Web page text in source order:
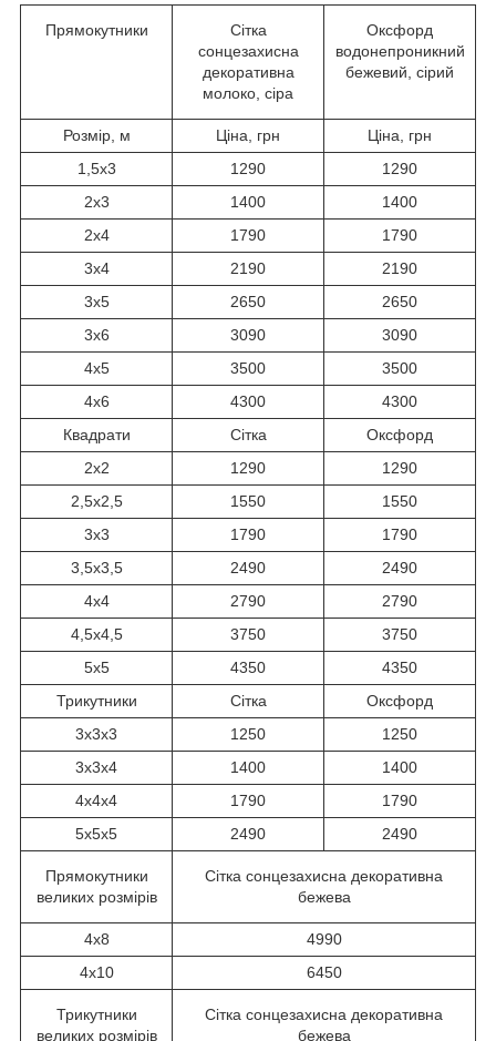
Прямокутники
Сітка
сонцезахисна
декоративна
молоко, сіра
Оксфорд
водонепроникний
бежевий, сірий
Розмір, м Ціна, грн
Ціна, грн
1,5x3
1290
1290
2x3
1400
1400
2x4
1790
1790
3x4
2190
2190
3x5
2650
2650
3x6
3090
3090
4x5
3500
3500
4x6
4300
4300
Квадрати
Сітка
Оксфорд
2x2
1290
1290
2,5x2,5
1550
1550
3x3
1790
1790
3,5x3,5
2490
2490
4x4
2790
2790
4,5х4,5
3750
3750
5x5
4350
4350
Трикутники
Сітка
Оксфорд
3x3x3
1250
1250
3x3x4
1400
1400
4x4x4
1790
1790
5x5x5
2490 2490
Прямокутники
великих розмірів
Сітка сонцезахисна декоративна
бежева
4x8
4990
4x10
6450
Трикутники
великих розмірів
Сітка сонцезахисна декоративна
бежева